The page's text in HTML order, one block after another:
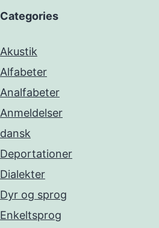
Categories
Akustik
Alfabeter
Analfabeter
Anmeldelser
dansk
Deportationer
Dialekter
Dyr og sprog
Enkeltsprog